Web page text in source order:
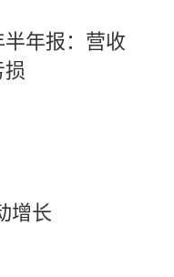
半年报：营收
损
增长